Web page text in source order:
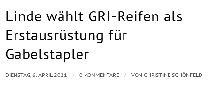
Linde wählt GRI-Reifen als
Erstausrüstung für
Gabelstapler
DIENSTAG, 6. APRIL 2021 / 0 KOMMENTARE / VONCHRISTINE SCHÖNFELD